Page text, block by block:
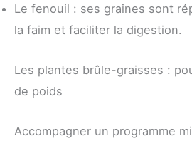
Le fenouil : ses graines sont
la faim et faciliter la digestion.
Les plantes brûle-graisses :
de poids
Accompagner un programme